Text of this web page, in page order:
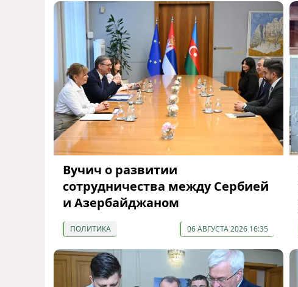
Вучич о развитии
сотрудничества между Сербией
и Азербайджаном
ПОЛИТИКА 06 АВГУСТА 2026 16:35